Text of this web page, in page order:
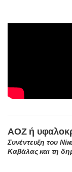
ΑΟΖ ή
Συνέντευξη του
Καβάλας και τη